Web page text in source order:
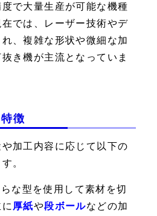
で大量生産が可能な機種
では、レーザー技術やデ
、複雑な形状や微細な加
き機が主流となっていま
徴
加工内容に応じて以下の
。
な型を使用して素材を切
厚紙や段ボールなどの加